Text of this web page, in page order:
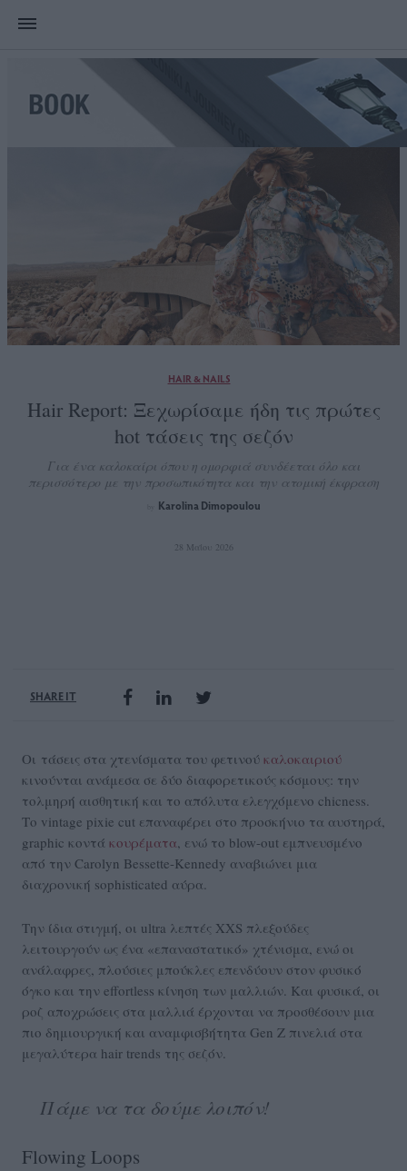
HAIR & NAILS
Hair Report: Ξεχωρίσαμε ήδη τις πρώτες
hot τάσεις της σεζόν
Για ένα καλοκαίρι όπου η ομορφιά συνδέεται όλο και
περισσότερο με την προσωπικότητα και την ατομική έκφραση
Karolina Dimopoulou
28 Μαΐου 2026
SHARE IT
Οι τάσεις στα χτενίσματα του φετινού καλοκαιριού
κινούνται ανάμεσα σε δύο διαφορετικούς κόσμους: την
τολμηρή αισθητική και το απόλυτα ελεγχόμενο chicness.
Το vintage pixie cut επαναφέρει στο προσκήνιο τα αυστηρά,
graphic κοντά κουρέματα, ενώ το blow-out εμπνευσμένο
από την Carolyn Bessette-Kennedy αναβιώνει μια
διαχρονική sophisticated αύρα.
Την ίδια στιγμή, οι ultra λεπτές XXS πλεξούδες
λειτουργούν ως ένα «επαναστατικό» χτένισμα, ενώ οι
ανάλαφρες, πλούσιες μπούκλες επενδύουν στον φυσικό
όγκο και την effortless κίνηση των μαλλιών. Και φυσικά, οι
ροζ αποχρώσεις στα μαλλιά έρχονται να προσθέσουν μια
πιο δημιουργική και αναμφισβήτητα Gen Z πινελιά στα
μεγαλύτερα hair trends της σεζόν.
Πάμε να τα δούμε λοιπόν!
Flowing Loops